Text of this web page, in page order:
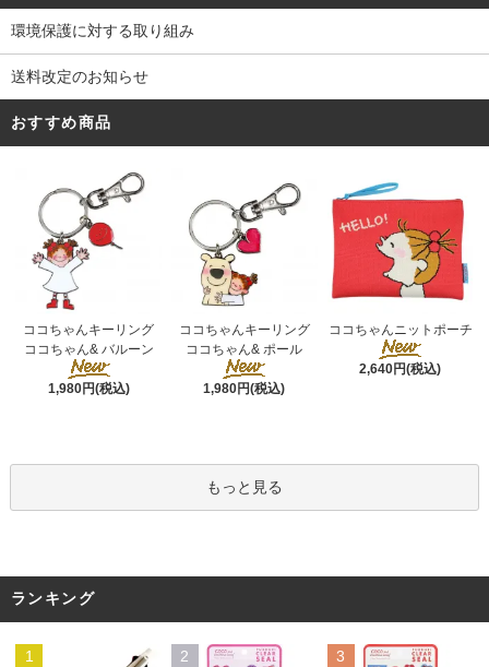
環境保護に対する取り組み
送料改定のお知らせ
おすすめ商品
ココちゃんキーリング
ココちゃん& バルーン
1,980円(税込)
ココちゃんキーリング
ココちゃん& ポール
1,980円(税込)
ココちゃんニットポーチ
2,640円(税込)
もっと見る
ランキング
1 2 3